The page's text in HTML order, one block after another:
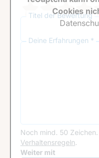
Titel der Bewertung
Deine Erfahrungen *
Noch mind. 50 Zeichen.
Verhaltensregeln.
Google Recaptcha
Weiter mit
Cookies